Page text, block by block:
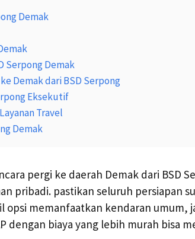
Demak
Serpong Demak
Demak dari BSD Serpong
Eksekutif
Travel
Demak
pergi ke daerah Demak dari BSD
pribadi. pastikan seluruh persiapan
opsi memanfaatkan kendaran umum,
dengan biaya yang lebih murah bisa